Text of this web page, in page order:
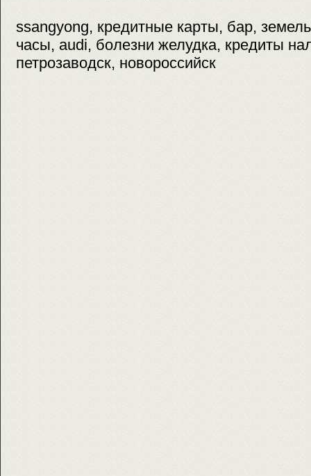
ssangyong, кредитные карты, бар,
часы, audi, болезни желудка, кредиты
петрозаводск, новороссийск